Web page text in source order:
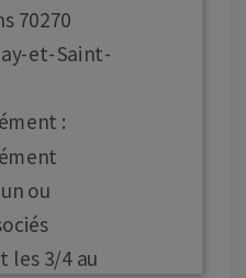
70270
et-Saint-
:
ou
les 3/4 au